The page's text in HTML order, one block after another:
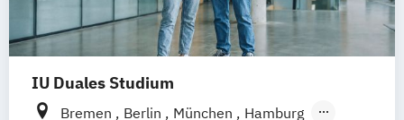
IU Duales Studium
Bremen Berlin München
Hamburg